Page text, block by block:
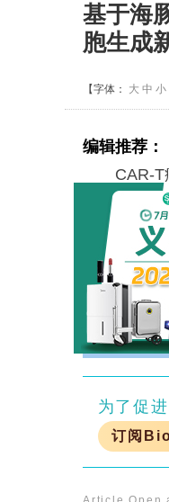
基于海
胞生成
【字体： 大 中 小
编辑推荐：
CAR-T疗
和复杂的
此，研究
(DMV)嵌
效、特异
临床前B细
应，为开发
下载钙粘蛋
疾病的治疗
为了促
订阅